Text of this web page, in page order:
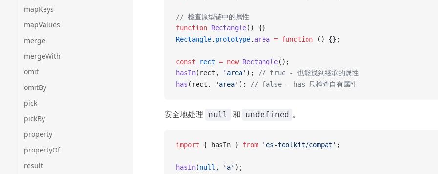
mapKeys
mapValues
merge
mergeWith
omit
omitBy
pick
pickBy
property
propertyOf
result
// 检查原型链中的属性
function Rectangle() {}
Rectangle. prototype. area = function () {};
const rect = new Rectangle();
hasIn(rect, 'area' );
// true - 也能找到继承的属性
has (rect, 'area' ); // false - has 只检查自有属性
安全地处理 null 和 undefined 。
import { hasIn } from 'es-toolkit/compat' ;
hasIn(null , 'a' );